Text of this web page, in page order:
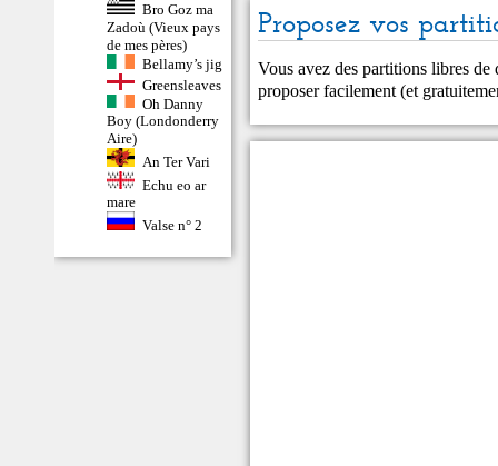
Bro Goz ma
Zadoù (Vieux pays
de mes pères)
Bellamy’s jig
Greensleaves
Oh Danny
Boy (Londonderry
Aire)
An Ter Vari
Echu eo ar
mare
Valse n° 2
Proposez vos
Vous avez des partitions libres
proposer facilement (et